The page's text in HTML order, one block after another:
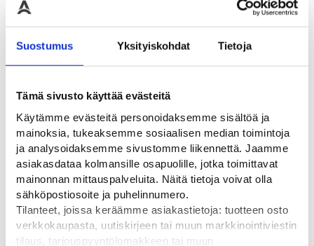
Suostumus Yksityiskohdat Tietoja
Tämä sivusto käyttää evästeitä
Käytämme evästeitä personoidaksemme sisältöä ja
mainoksia, tukeaksemme sosiaalisen median toimintoja
ja analysoidaksemme sivustomme liikennettä. Jaamme
asiakasdataa kolmansille osapuolille, jotka toimittavat
mainonnan mittauspalveluita. Näitä tietoja voivat olla
sähköpostiosoite ja puhelinnumero.
Tilanteet, joissa keräämme asiakastietoja: tuotteen osto
verkkokaupasta, uutiskirjeen tai muun markkinointiviestin
tilaus, tarjouspyyntölomakkeen tai muun
0
OULU 0
OSTA - +
VANTAA 0
HAMINA 0 39,00€
Liikuta sivuttain